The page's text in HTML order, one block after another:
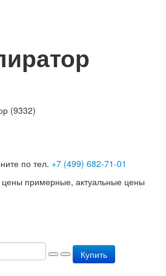
по тел. +7 (499) 682-71-01
цены примерные, актуальные цены
Купить